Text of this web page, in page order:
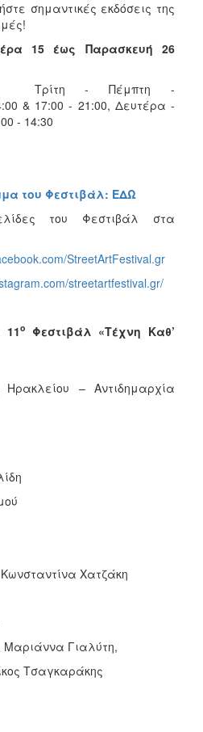
σημαντικές εκδόσεις της
15 έως Παρασκευή 26
Τρίτη - Πέμπτη -
& 17:00 - 21:00, Δευτέρα -
- 14:30
του Φεστιβάλ: ΕΔΩ
του Φεστιβάλ στα
StreetArtFestival.gr
streetartfestival.gr/
11ο Φεστιβάλ «Τέχνη Καθ’
– Αντιδημαρχία
Χατζάκη
Μαριάννα Γιαλύτη,
Τσαγκαράκης